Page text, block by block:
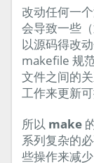
改动任何一
会导致一些
以源码得改
makefile 规
文件之间的
工作来更新可
所以 make
系列复杂的
些操作来减